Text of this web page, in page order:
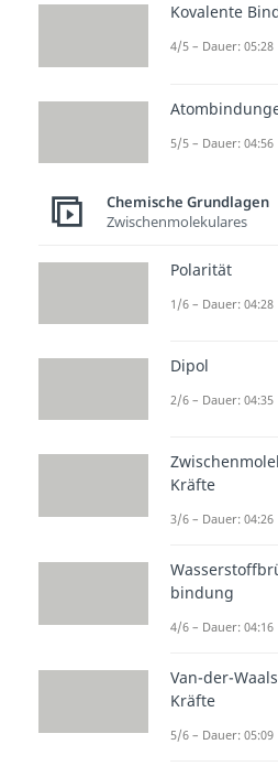
Für alle
mit dem du
ihrer
nämlich so,
Hauptgruppe
Beispiel
In unserer
Anzahl der
die
Kovalente
4/5 – Dauer: 05:28
5/5 – Dauer: 04:56
Chemische Grundlagen
Zwischenmolekulares
Polarität
1/6 – Dauer: 04:28
Dipol
2/6 – Dauer: 04:35
Kräfte
3/6 – Dauer: 04:26
bindung
4/6 – Dauer: 04:16
Van-der-
Kräfte
5/6 – Dauer: 05:09